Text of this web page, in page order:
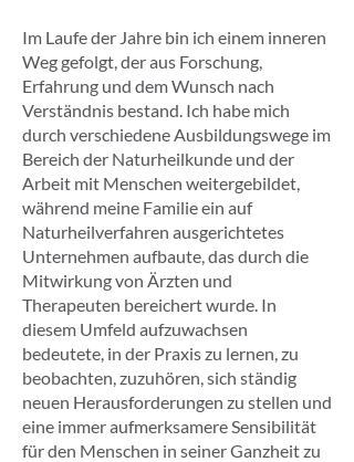
Im Laufe der Jahre bin ich einem inneren
Weg gefolgt, der aus Forschung,
Erfahrung und dem Wunsch nach
Verständnis bestand. Ich habe mich
durch verschiedene Ausbildungswege im
Bereich der Naturheilkunde und der
Arbeit mit Menschen weitergebildet,
während meine Familie ein auf
Naturheilverfahren ausgerichtetes
Unternehmen aufbaute, das durch die
Mitwirkung von Ärzten und
Therapeuten bereichert wurde. In
diesem Umfeld aufzuwachsen
bedeutete, in der Praxis zu lernen, zu
beobachten, zuzuhören, sich ständig
neuen Herausforderungen zu stellen und
eine immer aufmerksamere Sensibilität
für den Menschen in seiner Ganzheit zu